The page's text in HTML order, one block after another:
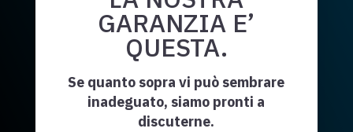
GARANZIA E’
QUESTA.
Se quanto sopra vi può sembrare
inadeguato, siamo pronti a
discuterne.